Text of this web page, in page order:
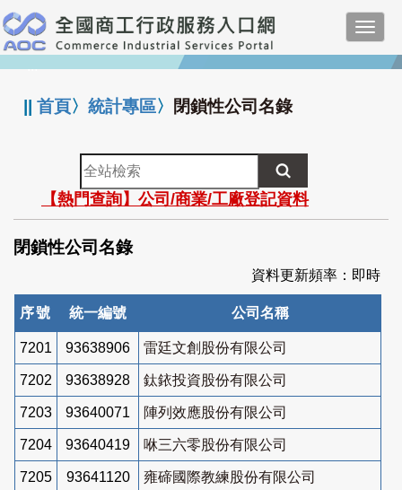
跳
到
主
要
:::
||首頁〉統計專區〉 閉鎖性公司名錄
全
站
檢
索
【熱門查詢】公司/商業/工廠登記資料
閉鎖性公司名錄
資料更新頻率：即時
序號 統一編號 公司名稱
7201 93638906 雷廷文創股份有限公司
7202 93638928 鈦銥投資股份有限公司
7203 93640071 陣列效應股份有限公司
7204 93640419 咻三六零股份有限公司
7205 93641120 雍碲國際教練股份有限公司